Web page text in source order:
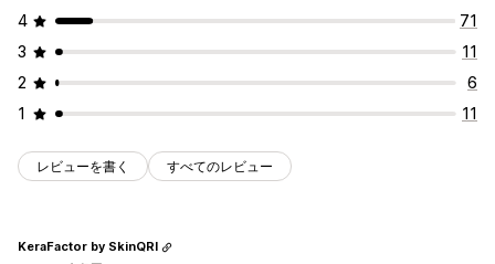
4
71
3
11
2
6
1
11
レビューを書く すべてのレビュー
KeraFactor by SkinQRI